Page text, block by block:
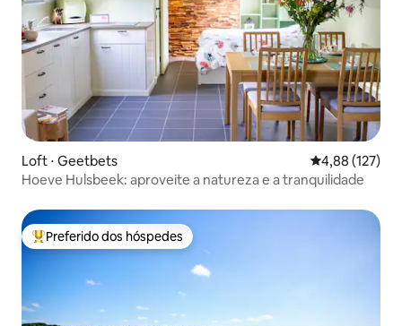
Loft ⋅ Geetbets 4,88 de uma
4,88 (127)
Hoeve Hulsbeek: aproveite a natureza e a tranquilidade
Entre os melhores preferidos dos hóspedes
Preferido dos hóspedes